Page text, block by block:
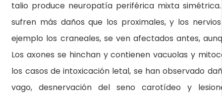
talio produce neuropatía periférica mixta
sufren más daños que los proximales, y los
ejemplo los craneales, se ven afectados antes,
Los axones se hinchan y contienen vacuolas y
los casos de intoxicación letal, se han observado
vago, desnervación del seno carotídeo y